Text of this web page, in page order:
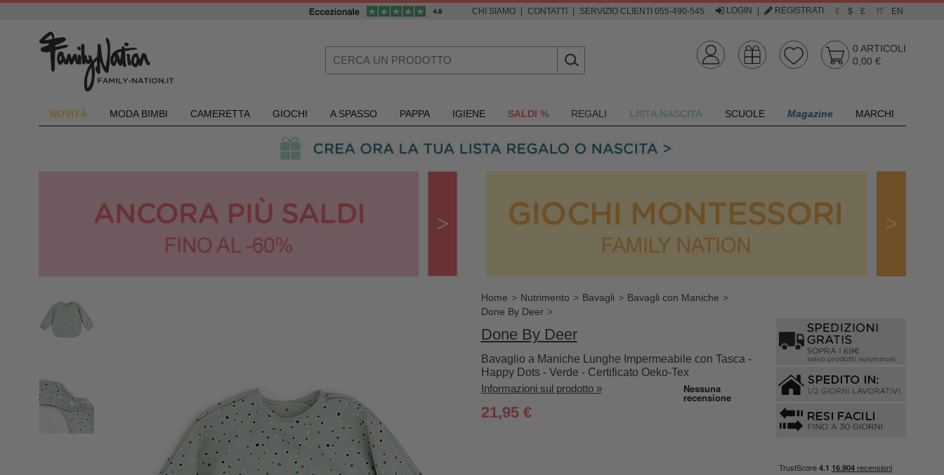
CHI SIAMO CONTATTI SERVIZIO CLIENTI 055-490-545 LOGIN REGISTRATI € $ £ IT EN
0 ARTICOLI
0,00 €
NOVITÀ MODA BIMBI CAMERETTA GIOCHI A SPASSO PAPPA IGIENE SALDI % REGALI LISTA NASCITA SCUOLE Magazine MARCHI
Home Nutrimento Bavagli
Bavagli con Maniche
Done By Deer
Done By Deer
Bavaglio a Maniche Lunghe Impermeabile con Tasca -
Happy Dots - Verde - Certificato Oeko-Tex
Informazioni sul prodotto »
21,95 €